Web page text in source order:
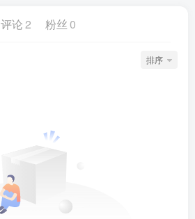
评论 2 粉丝 0
排序